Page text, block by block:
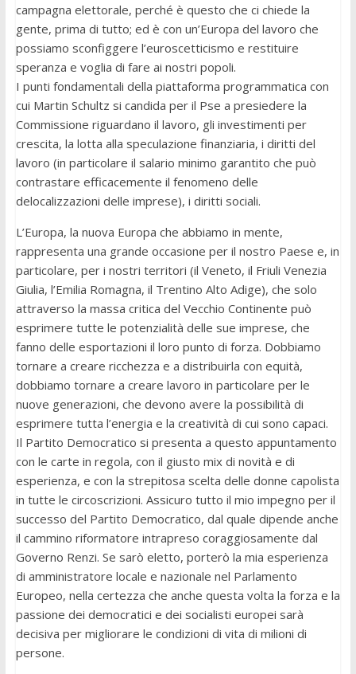
campagna elettorale, perché è questo che ci chiede la
gente, prima di tutto; ed è con un’Europa del lavoro che
possiamo sconfiggere l’euroscetticismo e restituire
speranza e voglia di fare ai nostri popoli.
I punti fondamentali della piattaforma programmatica con
cui Martin Schultz si candida per il Pse a presiedere la
Commissione riguardano il lavoro, gli investimenti per
crescita, la lotta alla speculazione finanziaria, i diritti del
lavoro (in particolare il salario minimo garantito che può
contrastare efficacemente il fenomeno delle
delocalizzazioni delle imprese), i diritti sociali.
L’Europa, la nuova Europa che abbiamo in mente,
rappresenta una grande occasione per il nostro Paese e, in
particolare, per i nostri territori (il Veneto, il Friuli Venezia
Giulia, l’Emilia Romagna, il Trentino Alto Adige), che solo
attraverso la massa critica del Vecchio Continente può
esprimere tutte le potenzialità delle sue imprese, che
fanno delle esportazioni il loro punto di forza. Dobbiamo
tornare a creare ricchezza e a distribuirla con equità,
dobbiamo tornare a creare lavoro in particolare per le
nuove generazioni, che devono avere la possibilità di
esprimere tutta l’energia e la creatività di cui sono capaci.
Il Partito Democratico si presenta a questo appuntamento
con le carte in regola, con il giusto mix di novità e di
esperienza, e con la strepitosa scelta delle donne capolista
in tutte le circoscrizioni. Assicuro tutto il mio impegno per il
successo del Partito Democratico, dal quale dipende anche
il cammino riformatore intrapreso coraggiosamente dal
Governo Renzi. Se sarò eletto, porterò la mia esperienza
di amministratore locale e nazionale nel Parlamento
Europeo, nella certezza che anche questa volta la forza e la
passione dei democratici e dei socialisti europei sarà
decisiva per migliorare le condizioni di vita di milioni di
persone.